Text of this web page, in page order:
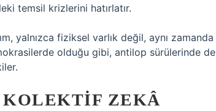
temsil krizlerini hatırlatır.
yalnızca fiziksel varlık değil, aynı zamanda
olduğu gibi, antilop sürülerinde de
KOLEKTIF ZEKÂ